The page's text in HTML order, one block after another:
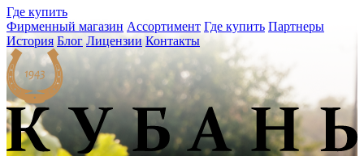
Где купить
Фирменный магазин Ассортимент Где купить Партнеры
История Блог Лицензии Контакты